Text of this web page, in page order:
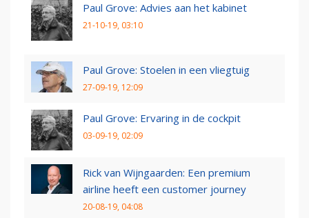
Paul Grove: Advies aan het kabinet
21-10-19, 03:10
Paul Grove: Stoelen in een vliegtuig
27-09-19, 12:09
Paul Grove: Ervaring in de cockpit
03-09-19, 02:09
Rick van Wijngaarden: Een premium
airline heeft een customer journey
20-08-19, 04:08